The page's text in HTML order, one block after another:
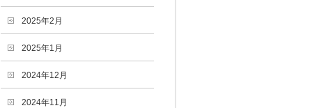
2025年2月
2025年1月
2024年12月
2024年11月